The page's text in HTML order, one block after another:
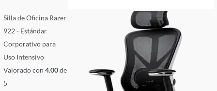
Silla de Oficina Razer
922 - Estándar
Corporativo para
Uso Intensivo
Valorado con4.00de
5